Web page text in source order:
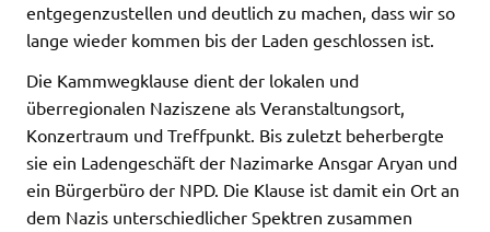
entgegenzustellen und deutlich zu machen, dass wir so
lange wieder kommen bis der Laden geschlossen ist.
Die Kammwegklause dient der lokalen und
überregionalen Naziszene als Veranstaltungsort,
Konzertraum und Treffpunkt. Bis zuletzt beherbergte
sie ein Ladengeschäft der Nazimarke Ansgar Aryan und
ein Bürgerbüro der NPD. Die Klause ist damit ein Ort an
dem Nazis unterschiedlicher Spektren zusammen